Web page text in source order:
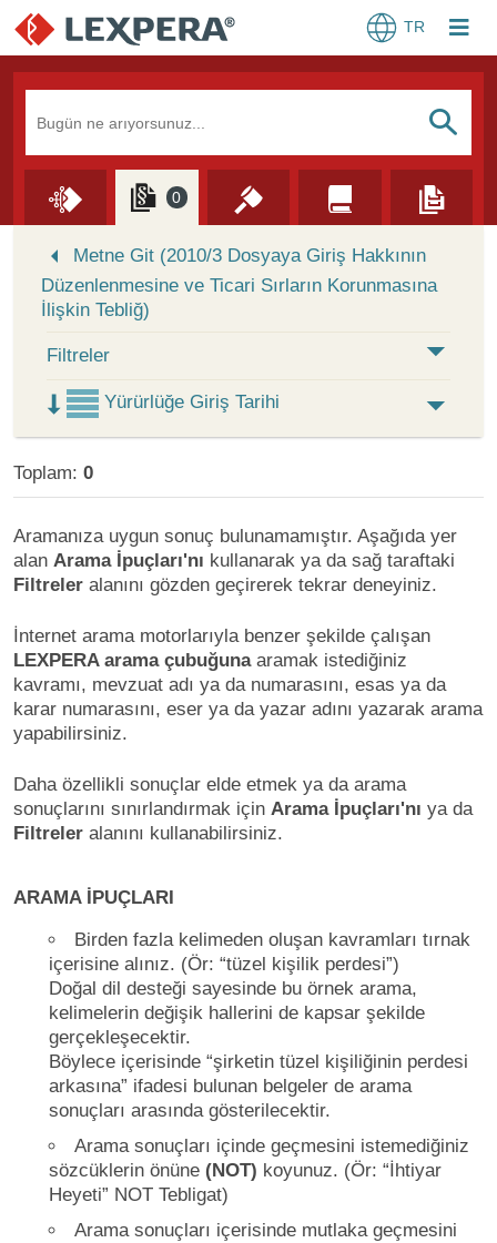
TR
S
0
Metne Git (2010/3 Dosyaya Giriş Hakkının
Düzenlenmesine ve Ticari Sırların Korunmasına
İlişkin Tebliğ)
Filtreler
Yürürlüğe Giriş Tarihi
Toplam: 0
Aramanıza uygun sonuç bulunamamıştır. Aşağıda yer
alan Arama İpuçları'nı kullanarak ya da sağ taraftaki
Filtreler alanını gözden geçirerek tekrar deneyiniz.
İnternet arama motorlarıyla benzer şekilde çalışan
LEXPERA arama çubuğunaaramak istediğiniz
kavramı, mevzuat adı ya da numarasını, esas ya da
karar numarasını, eser ya da yazar adını yazarak arama
yapabilirsiniz.
Daha özellikli sonuçlar elde etmek ya da arama
sonuçlarını sınırlandırmak için Arama İpuçları'nı ya da
Filtreler alanını kullanabilirsiniz.
ARAMA İPUÇLARI
Birden fazla kelimeden oluşan kavramları tırnak
içerisine alınız. (Ör: “tüzel kişilik perdesi”)
Doğal dil desteği sayesinde bu örnek arama,
kelimelerin değişik hallerini de kapsar şekilde
gerçekleşecektir.
Böylece içerisinde “şirketin tüzel kişiliğinin perdesi
arkasına” ifadesi bulunan belgeler de arama
sonuçları arasında gösterilecektir.
Arama sonuçları içinde geçmesini istemediğiniz
sözcüklerin önüne (NOT) koyunuz. (Ör: “İhtiyar
Heyeti” NOT Tebligat)
Arama sonuçları içerisinde mutlaka geçmesini